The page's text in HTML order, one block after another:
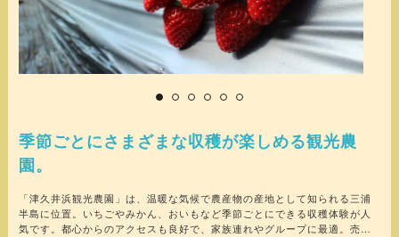
季節ごとにさまざまな収穫が楽しめる観光農
園。
「津久井浜観光農園」は、温暖な気候で農産物の産地として知られる三浦
半島に位置。いちごやみかん、おいもなど季節ごとにできる収穫体験が人
気です。都心からのアクセスも良好で、家族連れやグループに最適。売店